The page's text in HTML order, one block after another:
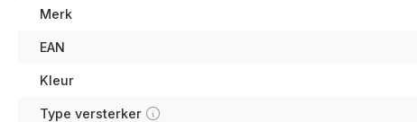
Merk
EAN
Kleur
Type versterker